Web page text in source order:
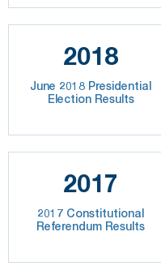
2018
June 2018 Presidential
Election Results
2017
2017 Constitutional
Referendum Results